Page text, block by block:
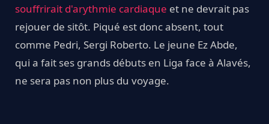
souffrirait d'arythmie cardiaque et ne devrait pas
rejouer de sitôt. Piqué est donc absent, tout
comme Pedri, Sergi Roberto. Le jeune Ez Abde,
qui a fait ses grands débuts en Liga face à Alavés,
ne sera pas non plus du voyage.